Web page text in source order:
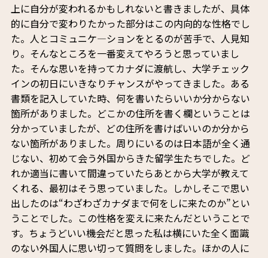
上に自分が変われるかもしれないと書きましたが、具体
的に自分で変わりたかった部分はこの内向的な性格でし
た。人とコミュニケ―ションをとるのが苦手で、人見知
り。そんなところを一番変えてやろうと思っていまし
た。そんな思いを持ってカナダに渡航し、大学チェック
インの初日にいきなりチャンスがやってきました。ある
書類を記入していた時、何を書いたらいいか分からない
箇所がありました。どこかの住所を書く欄ということは
分かっていましたが、どの住所を書けばいいのか分から
ない箇所がありました。周りにいるのは日本語が全く通
じない、初めて会う外国からきた留学生たちでした。ど
れか適当に書いて間違っていたらあとから大学が教えて
くれる、最初はそう思っていました。しかしそこで思い
出したのは“わざわざカナダまで何をしに来たのか”とい
うことでした。この性格を変えに来たんだということで
す。ちょうどいい機会だと思った私は横にいた全く面識
のない外国人に思い切って質問をしました。ほかの人に